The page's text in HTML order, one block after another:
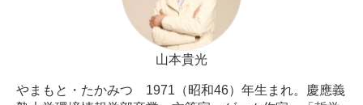
山本貴光
やまもと・たかみつ 1971（昭和46）年生まれ。慶應義